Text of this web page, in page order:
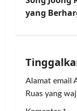
t
a
v
i
yang
Alamat email
Ruas yang